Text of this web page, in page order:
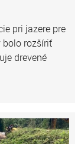
pri jazere pre
bolo rozšíriť
drevené